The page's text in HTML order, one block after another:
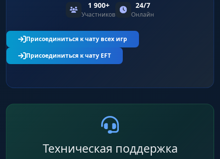
1 900+
Участников
24/7
Онлайн
Присоединиться к чату всех игр
Присоединиться к чату EFT
Техническая поддержка